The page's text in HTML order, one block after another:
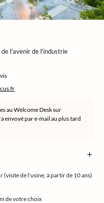
l'avenir de l'industrie
au Welcome Desk sur
envoyé par e-mail au plus tard
de l'usine, à partir de 10 ans)
de votre choix